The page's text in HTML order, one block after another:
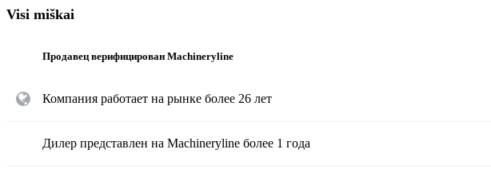
Visi miškai
Продавец верифицирован Machineryline
Компания работает на рынке более 26 лет
Дилер представлен на Machineryline более 1 года